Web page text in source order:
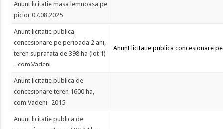
Anunt licitatie masa lemnoasa pe
picior 07.08.2025
Anunt licitatie publica
concesionare pe perioada 2 ani,
teren suprafata de 398 ha (lot 1)
- com.Vadeni
Anunt licitatie publica concesionare
Anunt licitatie publica de
concesionare teren 1600 ha,
com Vadeni -2015
Anunt licitatie publica de